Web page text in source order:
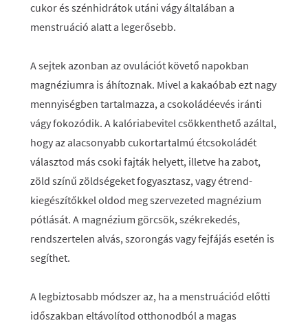
cukor és szénhidrátok utáni vágy általában a
menstruáció alatt a legerősebb.
A sejtek azonban az ovulációt követő napokban
magnéziumra is áhítoznak. Mivel a kakaóbab ezt nagy
mennyiségben tartalmazza, a csokoládéevés iránti
vágy fokozódik. A kalóriabevitel csökkenthető azáltal,
hogy az alacsonyabb cukortartalmú étcsokoládét
választod más csoki fajták helyett, illetve ha zabot,
zöld színű zöldségeket fogyasztasz, vagy étrend-
kiegészítőkkel oldod meg szervezeted magnézium
pótlását. A magnézium görcsök, székrekedés,
rendszertelen alvás, szorongás vagy fejfájás esetén is
segíthet.
A legbiztosabb módszer az, ha a menstruációd előtti
időszakban eltávolítod otthonodból a magas